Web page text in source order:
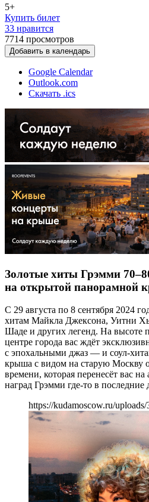
5+
Купить билет
33 нравится
7714 просмотров
Добавить в календарь
Google Calendar
Outlook.com
Скачать .ics
Золотые хиты Грэмми
на открытой панорамной
С 29 августа по 8 сентября 2024
хитам Майкла Джексона, Уитни
Шаде и других легенд. На высоте
центре города вас ждёт
с эпохальными джаз — и соул-
крыша с видом на старую Москву
времени, которая перенесёт вас
наград Грэмми где-то в последние
https://kudamoscow.ru/